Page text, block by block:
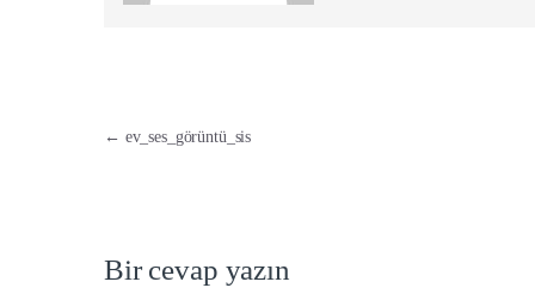
Yazı dolaşımı
← ev_ses_görüntü_sis
Bir cevap yazın